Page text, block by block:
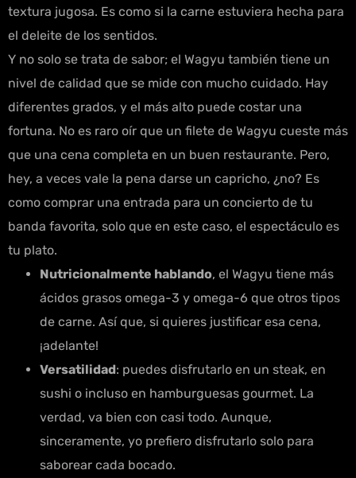
textura jugosa. Es como si la carne estuviera hecha para
el deleite de los sentidos.
Y no solo se trata de sabor; el Wagyu también tiene un
nivel de calidad que se mide con mucho cuidado. Hay
diferentes grados, y el más alto puede costar una
fortuna. No es raro oír que un filete de Wagyu cueste más
que una cena completa en un buen restaurante. Pero,
hey, a veces vale la pena darse un capricho, ¿no? Es
como comprar una entrada para un concierto de tu
banda favorita, solo que en este caso, el espectáculo es
tu plato.
Nutricionalmente hablando, el Wagyu tiene más
ácidos grasos omega-3 y omega-6 que otros tipos
de carne. Así que, si quieres justificar esa cena,
¡adelante!
Versatilidad: puedes disfrutarlo en un steak, en
sushi o incluso en hamburguesas gourmet. La
verdad, va bien con casi todo. Aunque,
sinceramente, yo prefiero disfrutarlo solo para
saborear cada bocado.